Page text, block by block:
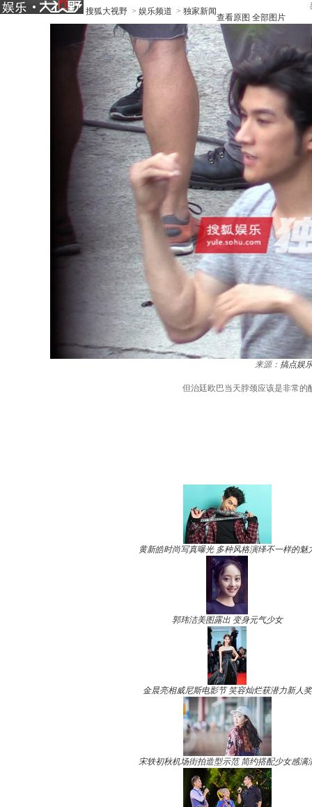
搜狐大视野 > 娱乐频道 > 独家新闻
查看原图 全部图片
来源： 搞点娱
但治廷欧巴当天脖颈应该是非常
黄新皓时尚写真曝光 多种风格演绎不一样的魅
郭玮洁美图露出 变身元气少女
金晨亮相威尼斯电影节 笑容灿烂获潜力新人奖
宋轶初秋机场街拍造型示范 简约搭配少女感满